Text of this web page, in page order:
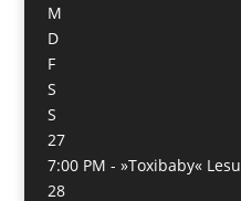
M
D
F
S
S
27
7:00 PM - »Toxibaby«
28